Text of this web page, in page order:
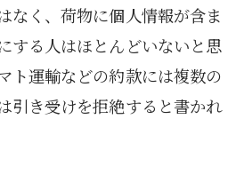
なく、荷物に個人情報が含ま
する人はほとんどいないと思
ト運輸などの約款には複数の
引き受けを拒絶すると書かれ